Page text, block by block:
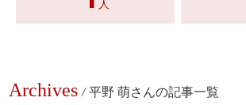
人
Archives / 平野 萌さんの記事一覧